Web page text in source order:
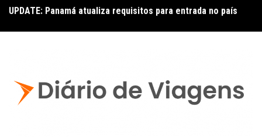
Copa – Atualização: Política de Alterações e Reembolsos